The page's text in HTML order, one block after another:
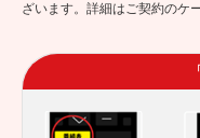
ざいます。詳細はご契約のケ